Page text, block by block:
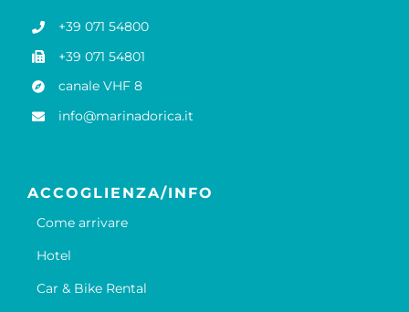
+39 071 54800
+39 071 54801
canale VHF 8
info@marinadorica.it
ACCOGLIENZA/INFO
Come arrivare
Hotel
Car & Bike Rental